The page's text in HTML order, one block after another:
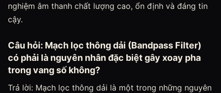
nghiệm âm thanh chất lượng cao, ổn định và đáng tin
cậy.
Câu hỏi: Mạch lọc thông dải (Bandpass Filter)
có phải là nguyên nhân đặc biệt gây xoay pha
trong vang số không?
Trả lời: Mạch lọc thông dải là một trong những nguyên